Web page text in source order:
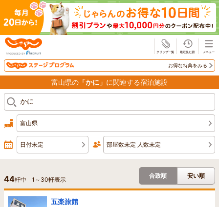
お得な特典をみる
富山県の 「かに」 に関連する宿泊施設
富山県
日付未定 部屋数未定 人数未定
44軒中 1 ～ 30軒表示
合致順 安い順
五楽旅館